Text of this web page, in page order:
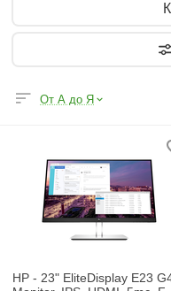
От А до Я
HP - 23" EliteDisplay E23